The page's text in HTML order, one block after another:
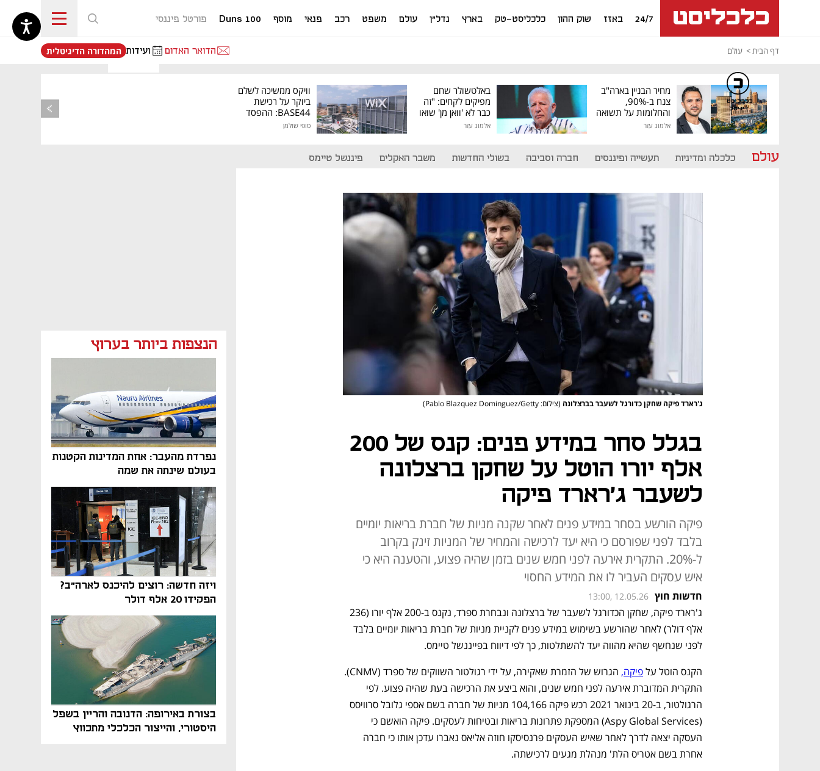
24/7 באזז שוק ההון כלכליסט-טק בארץ נדל"ן עולם משפט רכב פנאי מוסף Duns 100 פורטל פיננסי
דף הבית עולם הדואר האדום ועידות
נפתח בכרטיסייה חדשה
המהדורה הדיגיטלית
מחיר הבניין בארה"ב
צנח ב-90%,
והחלומות על תשואה
גבוהה התנפצו
אלמוג עזר
באלטשולר שחם
מפיקים לקחים: "זה
כבר לא 'וואן מן' שואו
של גילעד"
אלמוג עזר
וויקס ממשיכה לשלם
ביוקר על רכישת
BASE44: ההפסד
סופי שולמן
עולם כלכלה ומדיניות תעשייה ופיננסים חברה וסביבה בשולי החדשות משבר האקלים פיננשל טיימס
הנצפות ביותר בערוץ
נפרדת מהעבר: אחת המדינות הקטנות
בעולם שינתה את שמה
ויזה חדשה: רוצים להיכנס לארה"ב?
הפקידו 20 אלף דולר
בצורת באירופה: הדנובה והריין בשפל
היסטורי, והייצור הכלכלי מתכווץ
ג'רארד פיקה שחקן כדורגל לשעבר בברצלונה (צילום: Pablo Blazquez Dominguez/Getty)
כלכליסט
דיגיטל
בגלל סחר במידע פנים: קנס של 200
אלף יורו הוטל על שחקן ברצלונה
לשעבר ג'רארד פיקה
פיקה הורשע בסחר במידע פנים לאחר שקנה מניות של חברת בריאות יומיים
בלבד לפני שפורסם כי היא יעד לרכישה והמחיר של המניות זינק בקרוב
ל-20%. התקרית אירעה לפני חמש שנים בזמן שהיה פצוע, והטענה היא כי
איש עסקים העביר לו את המידע החסוי
חדשות חוץ 13:00, 12.05.26
לפני שנחשף שהיא מהווה יעד להשתלטות, כך לפי דיווח בפייננשל טיימס.
הקנס הוטל על פיקה,
אחרת בשם אטריס הלת' מנהלת מגעים לרכישתה.